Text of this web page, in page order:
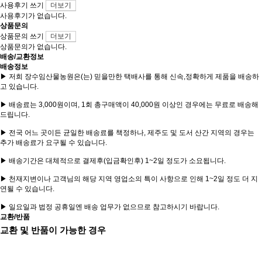
사용후기 쓰기
더보기
사용후기가 없습니다.
상품문의
상품문의 쓰기
더보기
상품문의가 없습니다.
배송/교환정보
배송정보
▶ 저희 장수임산물농원은(는) 믿을만한 택배사를 통해 신속,정확하게 제품을 배송하
고 있습니다.
▶ 배송료는 3,000원이며, 1회 총구매액이 40,000원 이상인 경우에는 무료로 배송해
드립니다.
▶ 전국 어느 곳이든 균일한 배송료를 책정하나, 제주도 및 도서 산간 지역의 경우는
추가 배송료가 요구될 수 있습니다.
▶ 배송기간은 대체적으로 결제후(입금확인후) 1~2일 정도가 소요됩니다.
▶ 천재지변이나 고객님의 해당 지역 영업소의 특이 사항으로 인해 1~2일 정도 더 지
연될 수 있습니다.
▶ 일요일과 법정 공휴일엔 배송 업무가 없으므로 참고하시기 바랍니다.
교환/반품
교환 및 반품이 가능한 경우